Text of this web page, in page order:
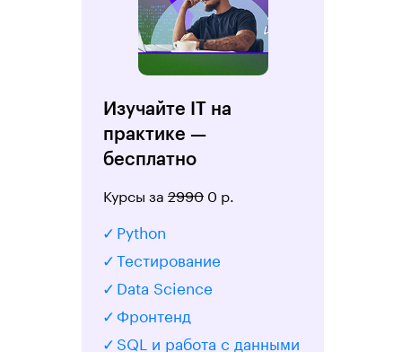
Изучайте IT на
практике —
бесплатно
Курсы за 2990 0 р.
Python
Тестирование
Data Science
Фронтенд
SQL и работа с данными